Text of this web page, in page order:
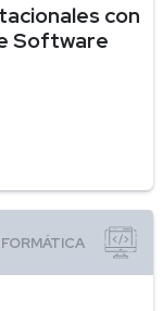
con
Software